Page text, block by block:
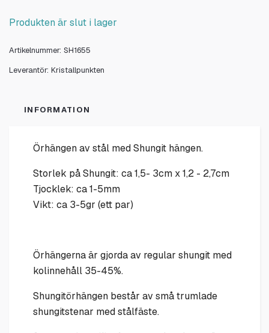
Produkten är slut i lager
Artikelnummer: SH1655
Leverantör: Kristallpunkten
INFORMATION
Örhängen av stål med Shungit hängen.
Storlek på Shungit: ca 1,5- 3cm x 1,2 - 2,7cm
Tjocklek: ca 1-5mm
Vikt: ca 3-5gr (ett par)
Örhängerna är gjorda av regular shungit med
kolinnehåll 35-45%.
Shungitörhängen består av små trumlade
shungitstenar med stålfäste.